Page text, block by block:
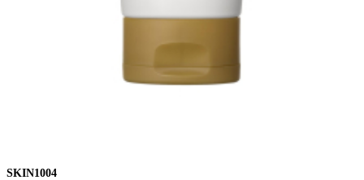
SKIN1004